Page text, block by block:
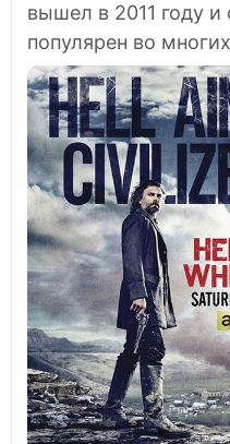
вышел в 2011 году и
популярен во